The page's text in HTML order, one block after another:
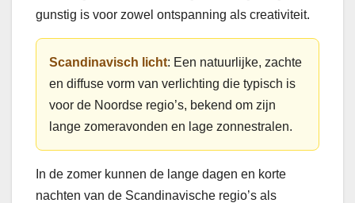
gunstig is voor zowel ontspanning als creativiteit.
Scandinavisch licht: Een natuurlijke, zachte
en diffuse vorm van verlichting die typisch is
voor de Noordse regio’s, bekend om zijn
lange zomeravonden en lage zonnestralen.
In de zomer kunnen de lange dagen en korte
nachten van de Scandinavische regio’s als